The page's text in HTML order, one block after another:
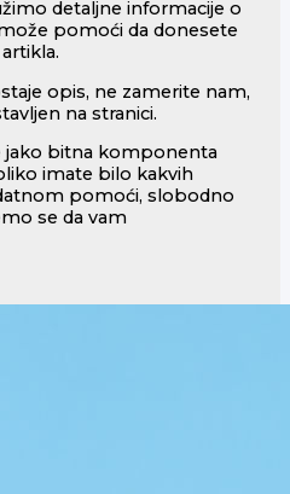
detaljne informacije o
pomoći da donesete
opis, ne zamerite nam,
na stranici.
jako bitna komponenta
imate bilo kakvih
pomoći, slobodno
se da vam